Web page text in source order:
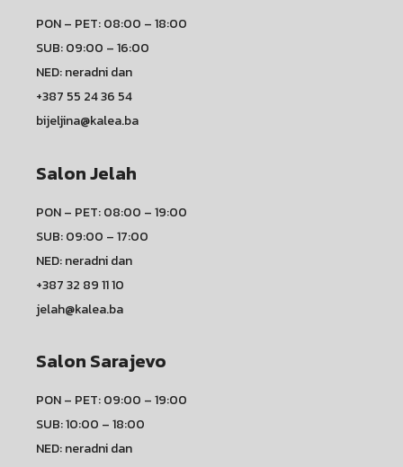
PON – PET: 08:00 – 18:00
SUB: 09:00 – 16:00
NED: neradni dan
+387 55 24 36 54
bijeljina@kalea.ba
Salon Jelah
PON – PET: 08:00 – 19:00
SUB: 09:00 – 17:00
NED: neradni dan
+387 32 89 11 10
jelah@kalea.ba
Salon Sarajevo
PON – PET: 09:00 – 19:00
SUB: 10:00 – 18:00
NED: neradni dan